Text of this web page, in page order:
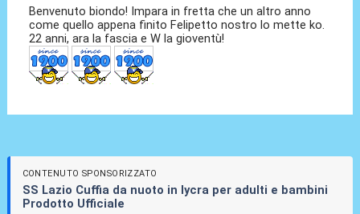
Benvenuto biondo! Impara in fretta che un altro anno
come quello appena finito Felipetto nostro lo mette ko.
22 anni, ara la fascia e W la gioventù!
CONTENUTO SPONSORIZZATO
SS Lazio Cuffia da nuoto in lycra per adulti e bambini
Prodotto Ufficiale